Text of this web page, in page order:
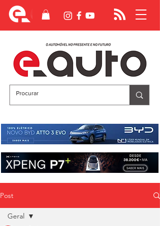
Post
Geral